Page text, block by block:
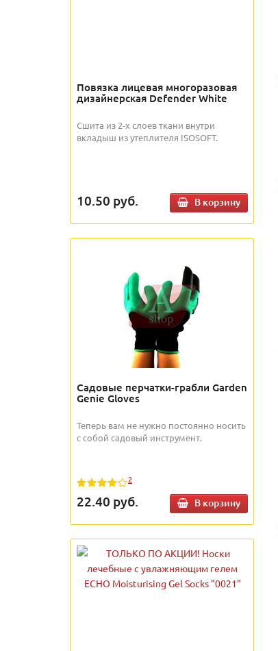
Повязка лицевая многоразовая
дизайнерская Defender White
Сшита из 2-х слоев ткани внутри
вкладыш из утеплителя ISOSOFT.
10.50 руб. В корзину
Садовые перчатки-грабли Garden
Genie Gloves
Теперь вам не нужно постоянно носить
с собой садовый инструмент.
2
22.40 руб. В корзину